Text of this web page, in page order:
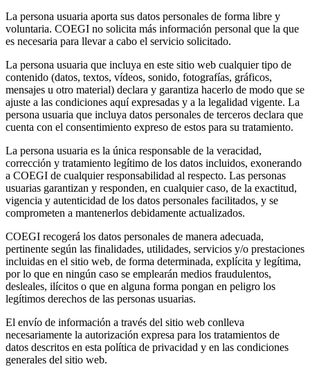
La persona usuaria aporta sus datos personales de forma libre y
voluntaria. COEGI no solicita más información personal que la que
es necesaria para llevar a cabo el servicio solicitado.
La persona usuaria que incluya en este sitio web cualquier tipo de
contenido (datos, textos, vídeos, sonido, fotografías, gráficos,
mensajes u otro material) declara y garantiza hacerlo de modo que se
ajuste a las condiciones aquí expresadas y a la legalidad vigente. La
persona usuaria que incluya datos personales de terceros declara que
cuenta con el consentimiento expreso de estos para su tratamiento.
La persona usuaria es la única responsable de la veracidad,
corrección y tratamiento legítimo de los datos incluidos, exonerando
a COEGI de cualquier responsabilidad al respecto. Las personas
usuarias garantizan y responden, en cualquier caso, de la exactitud,
vigencia y autenticidad de los datos personales facilitados, y se
comprometen a mantenerlos debidamente actualizados.
COEGI recogerá los datos personales de manera adecuada,
pertinente según las finalidades, utilidades, servicios y/o prestaciones
incluidas en el sitio web, de forma determinada, explícita y legítima,
por lo que en ningún caso se emplearán medios fraudulentos,
desleales, ilícitos o que en alguna forma pongan en peligro los
legítimos derechos de las personas usuarias.
El envío de información a través del sitio web conlleva
necesariamente la autorización expresa para los tratamientos de
datos descritos en esta política de privacidad y en las condiciones
generales del sitio web.